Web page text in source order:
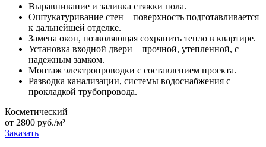
Выравнивание и заливка стяжки пола.
Оштукатуривание стен – поверхность подготавливается
к дальнейшей отделке.
Замена окон, позволяющая сохранить тепло в квартире.
Установка входной двери – прочной, утепленной, с
надежным замком.
Монтаж электропроводки с составлением проекта.
Разводка канализации, системы водоснабжения с
прокладкой трубопровода.
Косметический
от 2800 руб./м²
Заказать